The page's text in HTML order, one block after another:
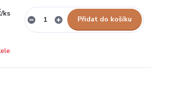
/ks
Přidat do košíku